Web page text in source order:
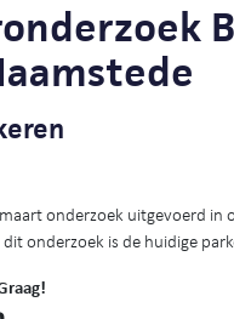
onderzoek uitgevoerd in
dit onderzoek is de huidige